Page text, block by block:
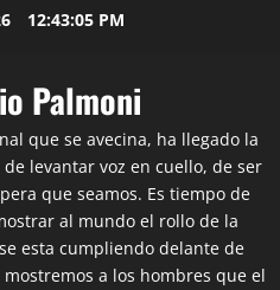
12:43:06 PM
Palmoni
que se avecina, ha llegado la
levantar voz en cuello, de ser
que seamos. Es tiempo de
al mundo el rollo de la
esta cumpliendo delante de
a los hombres que el